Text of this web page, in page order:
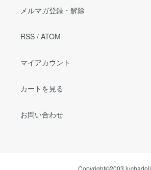
メルマガ登録・解除
RSS / ATOM
マイアカウント
カートを見る
お問い合わせ
Copyright©2003 luchadoll